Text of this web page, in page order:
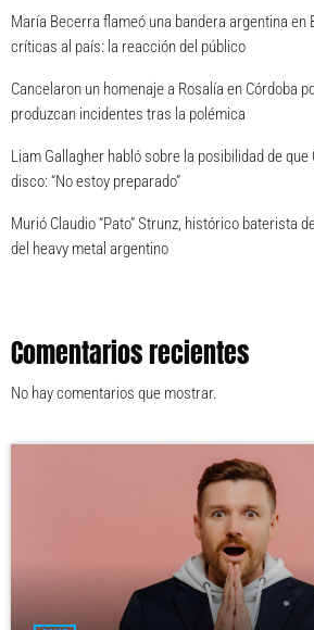
María Becerra flameó una bandera argentina en
críticas al país: la reacción del público
Cancelaron un homenaje a Rosalía en Córdoba
produzcan incidentes tras la polémica
Liam Gallagher habló sobre la posibilidad de
disco: “No estoy preparado”
Murió Claudio “Pato” Strunz, histórico baterista
del heavy metal argentino
Comentarios recientes
No hay comentarios que mostrar.